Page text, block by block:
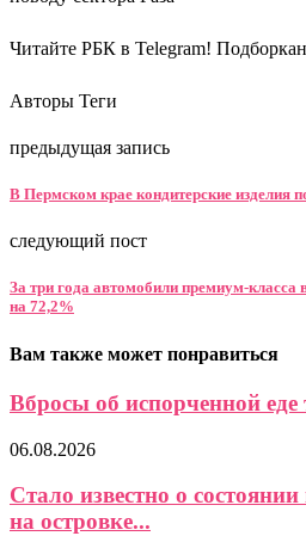
Читайте РБК в Telegram!
Авторы Теги
предыдущая запись
В Пермском крае кондитерские изделия
следующий пост
За три года автомобили премиум-
на 72,2%
Вам также может понравиться
Вбросы об испорченной
06.08.2026
Стало известно о
на островке...